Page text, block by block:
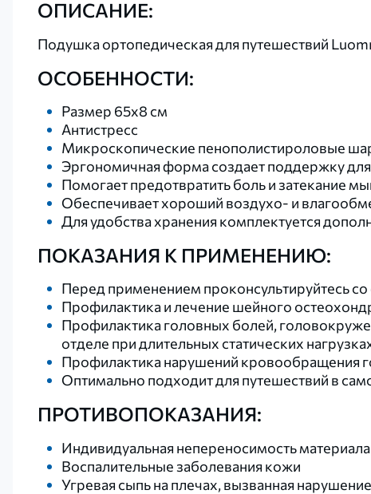
ОПИСАНИЕ:
Подушка ортопедическая для путешествий
ОСОБЕННОСТИ:
Размер 65х8 см
Антистресс
Микроскопические пенополистироловые
Эргономичная форма создает поддержку
Помогает предотвратить боль и затекание
Обеспечивает хороший воздухо- и
Для удобства хранения комплектуется
ПОКАЗАНИЯ К ПРИМЕНЕНИЮ:
Перед применением проконсультируйтесь со
Профилактика и лечение шейного
Профилактика головных болей,
отделе при длительных статических
Профилактика нарушений кровообращения
Оптимально подходит для путешествий в
ПРОТИВОПОКАЗАНИЯ:
Индивидуальная непереносимость материала
Воспалительные заболевания кожи
Угревая сыпь на плечах, вызванная